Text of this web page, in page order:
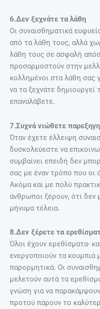
6.Δεν ξεχνάτε τα λάθη
Οι συναισθηματικά
από τα λάθη τους, αλλά
λάθη τους σε ασφαλή
προσαρμοστούν στην
κολλημένοι στα λάθη σας
να τα ξεχνάτε δημιουργεί
επαναλάβετε.
7.Συχνά νιώθετε
Όταν έχετε έλλειψη
δυσκολεύεστε να
συμβαίνει επειδή δεν
σας με έναν τρόπο που οι
Ακόμα και με πολύ
άνθρωποι ξέρουν, ότι δεν
μήνυμα τέλεια.
8.Δεν ξέρετε τα
Όλοι έχουν ερεθίσματα-
ενεργοποιούν τα κουμπιά
παρορμητικά. Οι
μελετούν αυτά τα
γνώση για να
προτού πάρουν το